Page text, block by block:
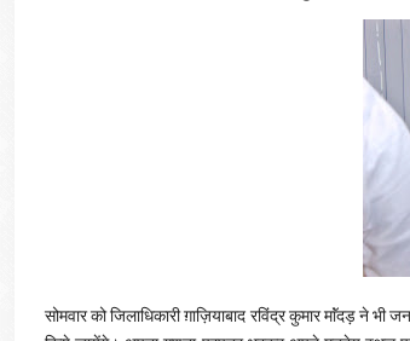
सोमवार को जिलाधिकारी ग़ाज़ियाबाद रविंद्र कुमार माॅंदड़ ने